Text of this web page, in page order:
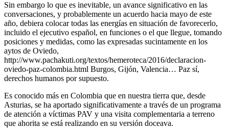
Sin embargo lo que es inevitable, un avance significativo en las
conversaciones, y probablemente un acuerdo hacia mayo de este
año, debiera colocar todas las energías en situación de favorecerlo,
incluido el ejecutivo español, en funciones o el que llegue, tomando
posiciones y medidas, como las expresadas sucintamente en los
aytos de Oviedo,
http://www.pachakuti.org/textos/hemeroteca/2016/declaracion-
oviedo-paz-colombia.html Burgos, Gijón, Valencia… Paz sí,
derechos humanos por supuesto.
Es conocido más en Colombia que en nuestra tierra que, desde
Asturias, se ha aportado significativamente a través de un programa
de atención a víctimas PAV y una visita complementaria a terreno
que ahorita se está realizando en su versión doceava.